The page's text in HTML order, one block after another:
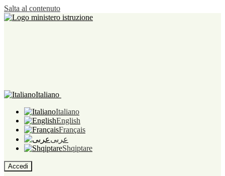
Salta al contenuto
Italiano
Italiano
English
Français
عربى
Shqiptare
Accedi